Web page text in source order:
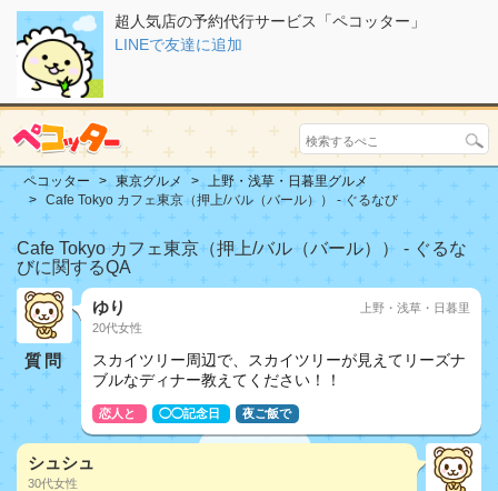
超人気店の予約代行サービス「ペコッター」
LINEで友達に追加
ペコッター 東京グルメ
上野・浅草・日暮里グルメ
Cafe Tokyo カフェ東京（押上/バル（バール）） - ぐるなび
Cafe Tokyo カフェ東京（押上/バル（バール）） - ぐるな
びに関するQA
質問
ゆり
20代女性
上野・浅草・日暮里
スカイツリー周辺で、スカイツリーが見えてリーズナ
ブルなディナー教えてください！！
恋人と ◯◯記念日 夜ご飯で
シュシュ
30代女性